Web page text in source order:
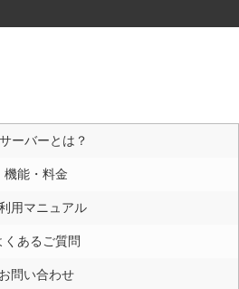
ーバーとは？
機能・料金
用マニュアル
くあるご質問
お問い合わせ